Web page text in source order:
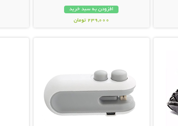
افزودن به سبد خرید
239,000 تومان